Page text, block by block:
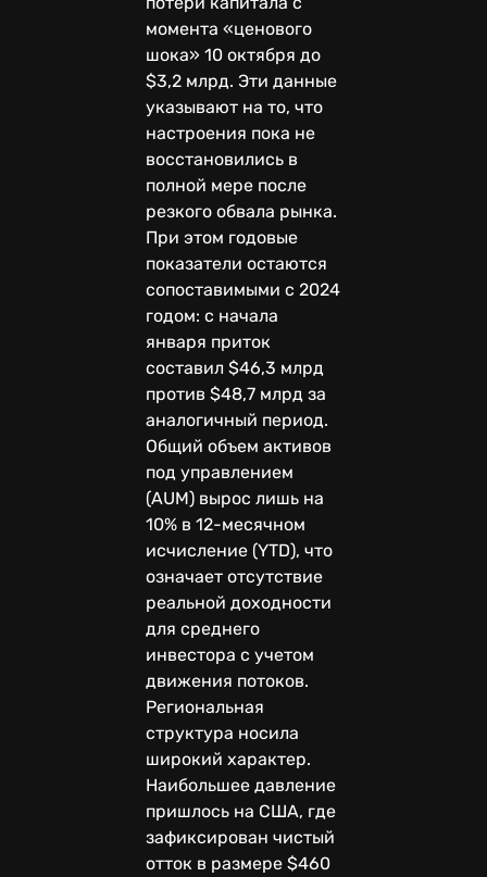
момента «ценового
шока» 10 октября до
$3,2 млрд. Эти данные
указывают на то, что
настроения пока не
восстановились в
полной мере после
резкого обвала рынка.
При этом годовые
показатели остаются
сопоставимыми с 2024
годом: с начала
января приток
составил $46,3 млрд
против $48,7 млрд за
аналогичный период.
Общий объем активов
под управлением
(AUM) вырос лишь на
10% в 12-месячном
исчисление (YTD), что
означает отсутствие
реальной доходности
для среднего
инвестора с учетом
движения потоков.
Региональная
структура носила
широкий характер.
Наибольшее давление
пришлось на США, где
зафиксирован чистый
отток в размере $460